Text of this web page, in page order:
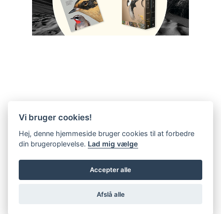
Vi bruger cookies!
Hej, denne hjemmeside bruger cookies til at forbedre
din brugeroplevelse. Lad mig vælge
Accepter alle
Afslå alle